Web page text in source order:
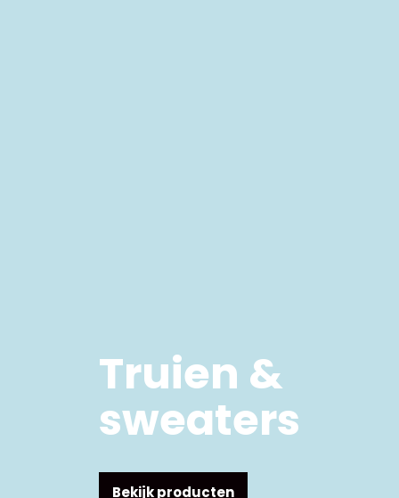
Truien &
sweaters
Bekijk producten